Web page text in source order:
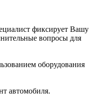
фиксирует Вашу
вопросы для
оборудования
автомобиля.